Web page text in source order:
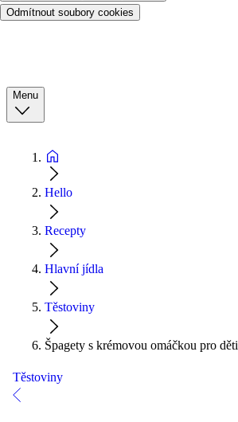
Odmítnout soubory cookies
Menu
Hello
Recepty
Hlavní jídla
Těstoviny
Špagety s krémovou omáčkou pro děti
Těstoviny